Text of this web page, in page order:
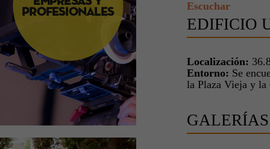
Escuchar
EDIFICIO
Localización:
Entorno: Se
la Plaza Vieja y la